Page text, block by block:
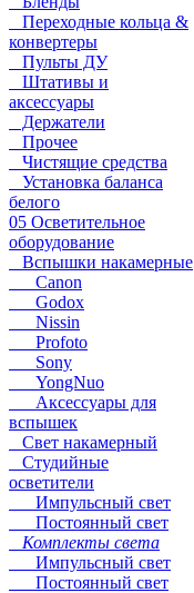
Переходные кольца &
конвертеры
Пульты ДУ
Штативы и
аксессуары
Держатели
Прочее
Чистящие средства
Установка баланса
белого
05 Осветительное
оборудование
Вспышки накамерные
Canon
Godox
Nissin
Profoto
Sony
YongNuo
Аксессуары для
вспышек
Свет накамерный
Студийные
осветители
Импульсный свет
Постоянный свет
Комплекты света
Импульсный свет
Постоянный свет